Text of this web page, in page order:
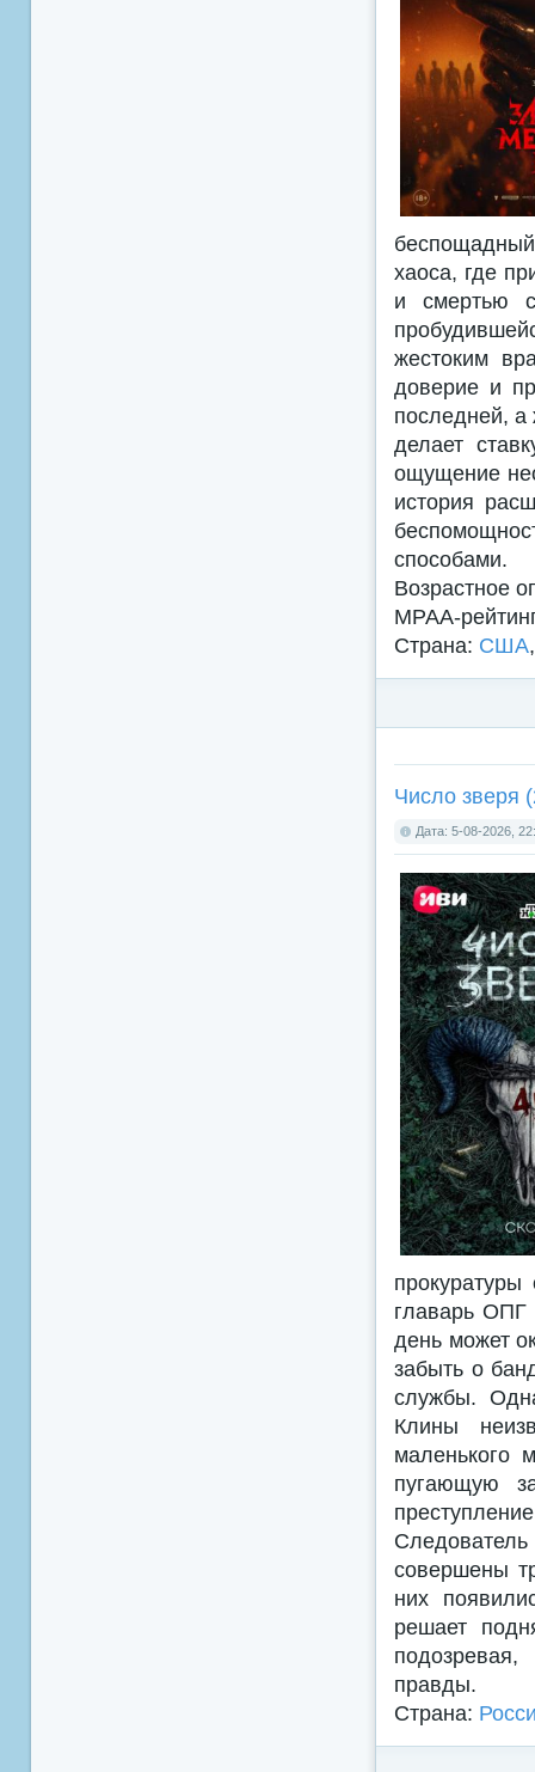
хаоса, где
и смертью
жестоким
доверие и
последней, а
делает
ощущение
история
способами.
Возрастное
MPAA-
Страна: США
Число зверя
Дата: 5-08-2026,
главарь ОПГ
день может
забыть о
службы.
Клины
маленького
пугающую
совершены
них
решает
правды.
Страна: